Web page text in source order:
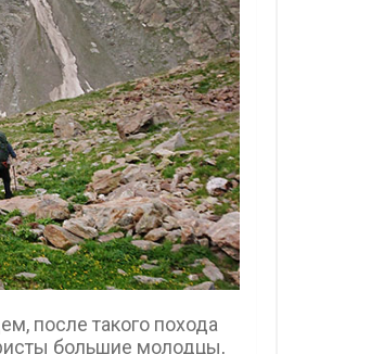
после такого похода
большие молодцы,